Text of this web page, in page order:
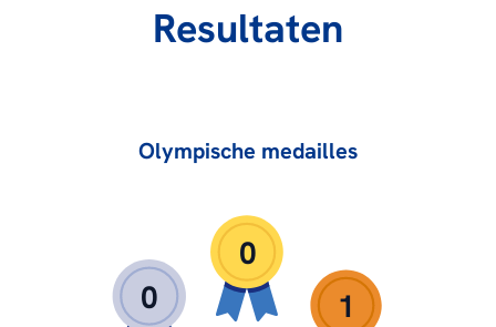
Resultaten
Olympische medailles
0
0
1